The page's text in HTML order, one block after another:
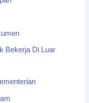
Bekerja Di Luar